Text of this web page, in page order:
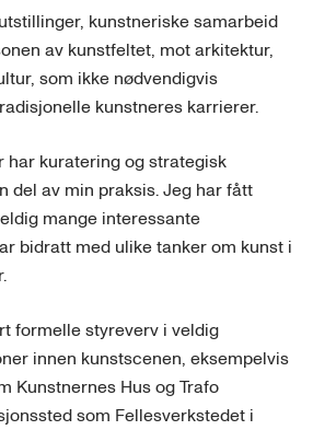
kunstneriske samarbeid
av kunstfeltet, mot arkitektur,
som ikke nødvendigvis
kunstneres karrierer.
har kuratering og strategisk
del av min praksis. Jeg har fått
mange interessante
bidratt med ulike tanker om kunst i
formelle styreverv i veldig
innen kunstscenen, eksempelvis
Kunstnernes Hus og Trafo
som Fellesverkstedet i